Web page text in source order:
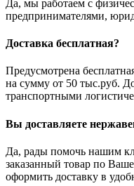
Да, мы работаем с
предпринимателями,
Доставка бесплатная?
Предусмотрена
на сумму от 50 тыс.руб.
транспортными
Вы доставляете
Да, рады помочь нашим
заказанный товар по
оформить доставку в